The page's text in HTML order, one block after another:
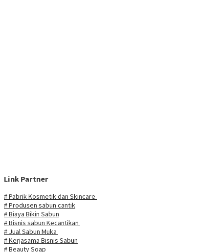
Link Partner
# Pabrik Kosmetik dan Skincare
# Produsen sabun cantik
# Biaya Bikin Sabun
# Bisnis sabun Kecantikan
# Jual Sabun Muka
# Kerjasama Bisnis Sabun
# Beauty Soap